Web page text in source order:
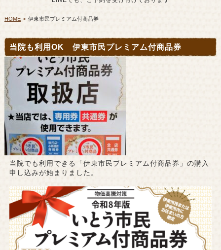
HOME 伊東市民プレミアム付商品券
当院も利用OK 伊東市民プレミアム付商品券
当院でも利用できる「伊東市民プレミアム付商品券」の購入
申し込みが始まりました。